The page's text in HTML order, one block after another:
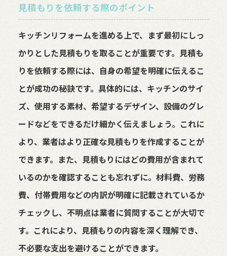
見積もりを依頼する際のポイント
キッチンリフォームを進める上で、まず最初にしっ
かりとした見積もりを取ることが重要です。見積も
りを依頼する際には、自身の希望を明確に伝えるこ
とが成功の秘訣です。具体的には、キッチンのサイ
ズ、使用する素材、希望するデザイン、設備のグレ
ードなどをできるだけ細かく伝えましょう。これに
より、業者はより正確な見積もりを作成することが
できます。また、見積もりにはどの費用が含まれて
いるのかを確認することも忘れずに。材料費、労務
費、付帯費用などの内訳が明確に記載されているか
チェックし、不明点は業者に質問することが大切で
す。これにより、見積もりの内容を深く理解でき、
不必要な支出を避けることができます。